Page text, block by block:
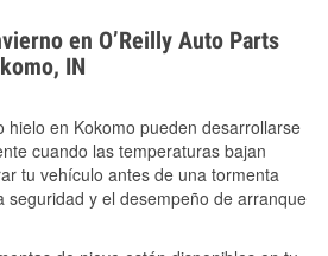
en condiciones de frío
comprobar la protección
sección How-To.
en O’Reilly Auto Parts
IN
hielo en Kokomo pueden desarrollarse
cuando las temperaturas bajan
tu vehículo antes de una tormenta
seguridad y el desempeño de arranque